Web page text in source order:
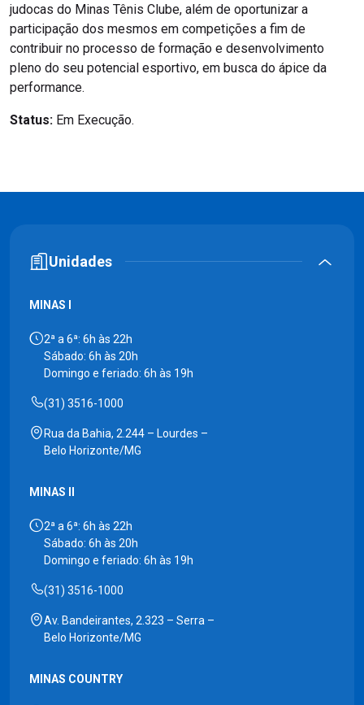
judocas do Minas Tênis Clube, além de oportunizar a
participação dos mesmos em competições a fim de
contribuir no processo de formação e desenvolvimento
pleno do seu potencial esportivo, em busca do ápice da
performance.
Status: Em Execução.
Unidades
MINAS I
2ª a 6ª: 6h às 22h
Sábado: 6h às 20h
Domingo e feriado: 6h às 19h
(31) 3516-1000
Rua da Bahia, 2.244 – Lourdes –
Belo Horizonte/MG
MINAS II
2ª a 6ª: 6h às 22h
Sábado: 6h às 20h
Domingo e feriado: 6h às 19h
(31) 3516-1000
Av. Bandeirantes, 2.323 – Serra –
Belo Horizonte/MG
MINAS COUNTRY